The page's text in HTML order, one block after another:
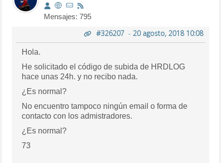
Mensajes: 795
#326207- 20 agosto, 2018 10:08
Hola.
He solicitado el código de subida de HRDLOG
hace unas 24h. y no recibo nada.
¿Es normal?
No encuentro tampoco ningún email o forma de
contacto con los admistradores.
¿Es normal?
73